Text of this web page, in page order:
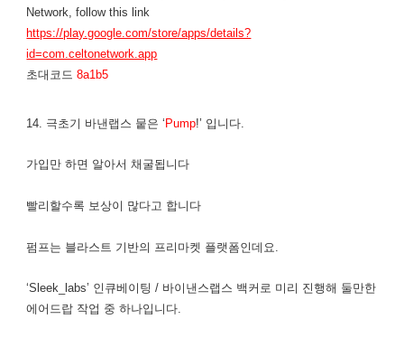
Network, follow this link
https://play.google.com/store/apps/details?
id=com.celtonetwork.app
초대코드8a1b5
14. 극초기 바낸랩스 뭍은 ‘Pump!’ 입니다.
가입만 하면 알아서 채굴됩니다
​빨리할수록 보상이 많다고 합니다
펌프는 블라스트 기반의 프리마켓 플랫폼인데요.
‘Sleek_labs’ 인큐베이팅 / 바이낸스랩스 백커로 미리 진행해 둘만한
에어드랍 작업 중 하나입니다.